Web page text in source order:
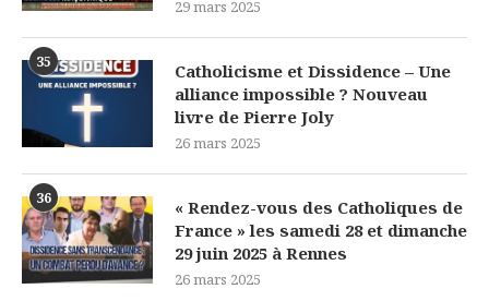
29 mars 2025
35
Catholicisme et Dissidence – Une
alliance impossible ? Nouveau
livre de Pierre Joly
26 mars 2025
36
« Rendez-vous des Catholiques de
France » les samedi 28 et dimanche
29 juin 2025 à Rennes
26 mars 2025